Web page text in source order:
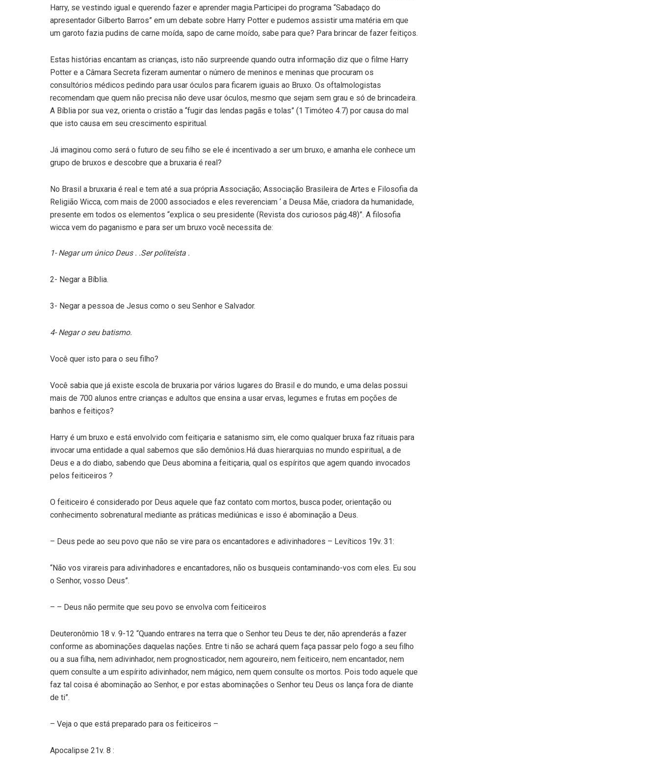
Harry, se vestindo igual e querendo fazer e aprender magia.Participei do programa “Sabadaço do
apresentador Gilberto Barros” em um debate sobre Harry Potter e pudemos assistir uma matéria em que
um garoto fazia pudins de carne moída, sapo de carne moído, sabe para que? Para brincar de fazer feitiços.
Estas histórias encantam as crianças, isto não surpreende quando outra informação diz que o filme Harry
Potter e a Câmara Secreta fizeram aumentar o número de meninos e meninas que procuram os
consultórios médicos pedindo para usar óculos para ficarem iguais ao Bruxo. Os oftalmologistas
recomendam que quem não precisa não deve usar óculos, mesmo que sejam sem grau e só de brincadeira.
A Bíblia por sua vez, orienta o cristão a “fugir das lendas pagãs e tolas” (1 Timóteo 4.7) por causa do mal
que isto causa em seu crescimento espiritual.
Já imaginou como será o futuro de seu filho se ele é incentivado a ser um bruxo, e amanha ele conhece um
grupo de bruxos e descobre que a bruxaria é real?
No Brasil a bruxaria é real e tem até a sua própria Associação; Associação Brasileira de Artes e Filosofia da
Religião Wicca, com mais de 2000 associados e eles reverenciam ‘ a Deusa Mãe, criadora da humanidade,
presente em todos os elementos “explica o seu presidente (Revista dos curiosos pág.48)”. A filosofia
wicca vem do paganismo e para ser um bruxo você necessita de:
1- Negar um único Deus . .Ser politeísta .
2- Negar a Bíblia.
3- Negar a pessoa de Jesus como o seu Senhor e Salvador.
4- Negar o seu batismo.
Você quer isto para o seu filho?
Você sabia que já existe escola de bruxaria por vários lugares do Brasil e do mundo, e uma delas possui
mais de 700 alunos entre crianças e adultos que ensina a usar ervas, legumes e frutas em poções de
banhos e feitiços?
Harry é um bruxo e está envolvido com feitiçaria e satanismo sim, ele como qualquer bruxa faz rituais para
invocar uma entidade a qual sabemos que são demônios.Há duas hierarquias no mundo espiritual, a de
Deus e a do diabo, sabendo que Deus abomina a feitiçaria, qual os espíritos que agem quando invocados
pelos feiticeiros ?
O feiticeiro é considerado por Deus aquele que faz contato com mortos, busca poder, orientação ou
conhecimento sobrenatural mediante as práticas mediúnicas e isso é abominação a Deus.
– Deus pede ao seu povo que não se vire para os encantadores e adivinhadores – Levíticos 19v. 31:
“Não vos virareis para adivinhadores e encantadores, não os busqueis contaminando-vos com eles. Eu sou
o Senhor, vosso Deus”.
– – Deus não permite que seu povo se envolva com feiticeiros
Deuteronômio 18 v. 9-12 “Quando entrares na terra que o Senhor teu Deus te der, não aprenderás a fazer
conforme as abominações daquelas nações. Entre ti não se achará quem faça passar pelo fogo a seu filho
ou a sua filha, nem adivinhador, nem prognosticador, nem agoureiro, nem feiticeiro, nem encantador, nem
quem consulte a um espírito adivinhador, nem mágico, nem quem consulte os mortos. Pois todo aquele que
faz tal coisa é abominação ao Senhor, e por estas abominações o Senhor teu Deus os lança fora de diante
de ti”.
– Veja o que está preparado para os feiticeiros –
Apocalipse 21v. 8 :